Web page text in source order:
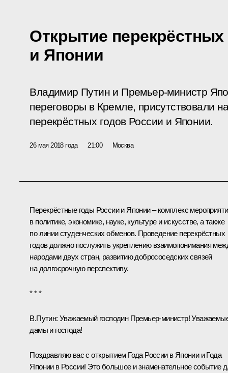
Открытие
и Японии
Владимир Путин и Премьер-министр
переговоры в Кремле, присутствовали
перекрёстных годов России и Японии.
26 мая 2018 года 21:00 Москва
Перекрёстные годы России и Японии – комплекс
в политике, экономике, науке, культуре и искусстве, а также
по линии студенческих обменов. Проведение перекрёстных
годов должно послужить укреплению взаимопонимания
народами двух стран, развитию добрососедских связей
на долгосрочную перспективу.
* * *
В.Путин: Уважаемый господин Премьер-министр!
дамы и господа!
Поздравляю вас с открытием Года России в Японии и Года
Японии в России! Это большое и знаменательное событие